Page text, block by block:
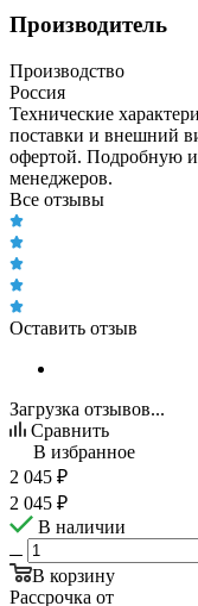
Производитель
Производство
Россия
Технические
поставки и внешний
офертой. Подробную
менеджеров.
Все отзывы
Оставить отзыв
Загрузка отзывов...
Сравнить
В избранное
2 045 ₽
2 045 ₽
В наличии
В корзину
Рассрочка от